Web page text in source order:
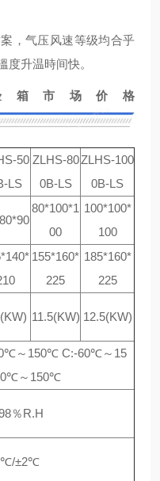
，气压风速等级均合乎
度升温時间快。
箱市场价格
50
LS
ZLHS-80
0B-LS
ZLHS-100
0B-LS
80*100*1
00
100*100*
100
155*160*
225
185*160*
225
11.5(KW) 12.5(KW)
～150℃ C:-60℃～15
～150℃
％R.H
±2℃